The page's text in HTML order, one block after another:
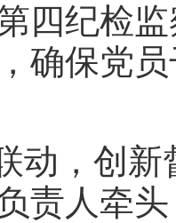
四纪检
确保党
动，创
责人牵